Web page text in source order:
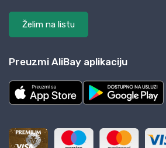
Želim na listu
Preuzmi AliBay aplikaciju